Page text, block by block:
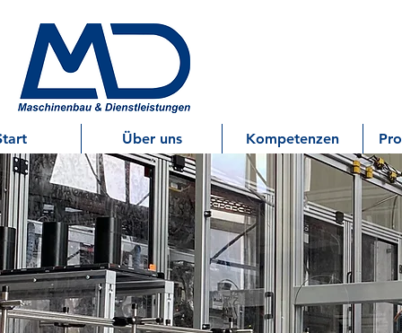
Über uns Kompetenzen